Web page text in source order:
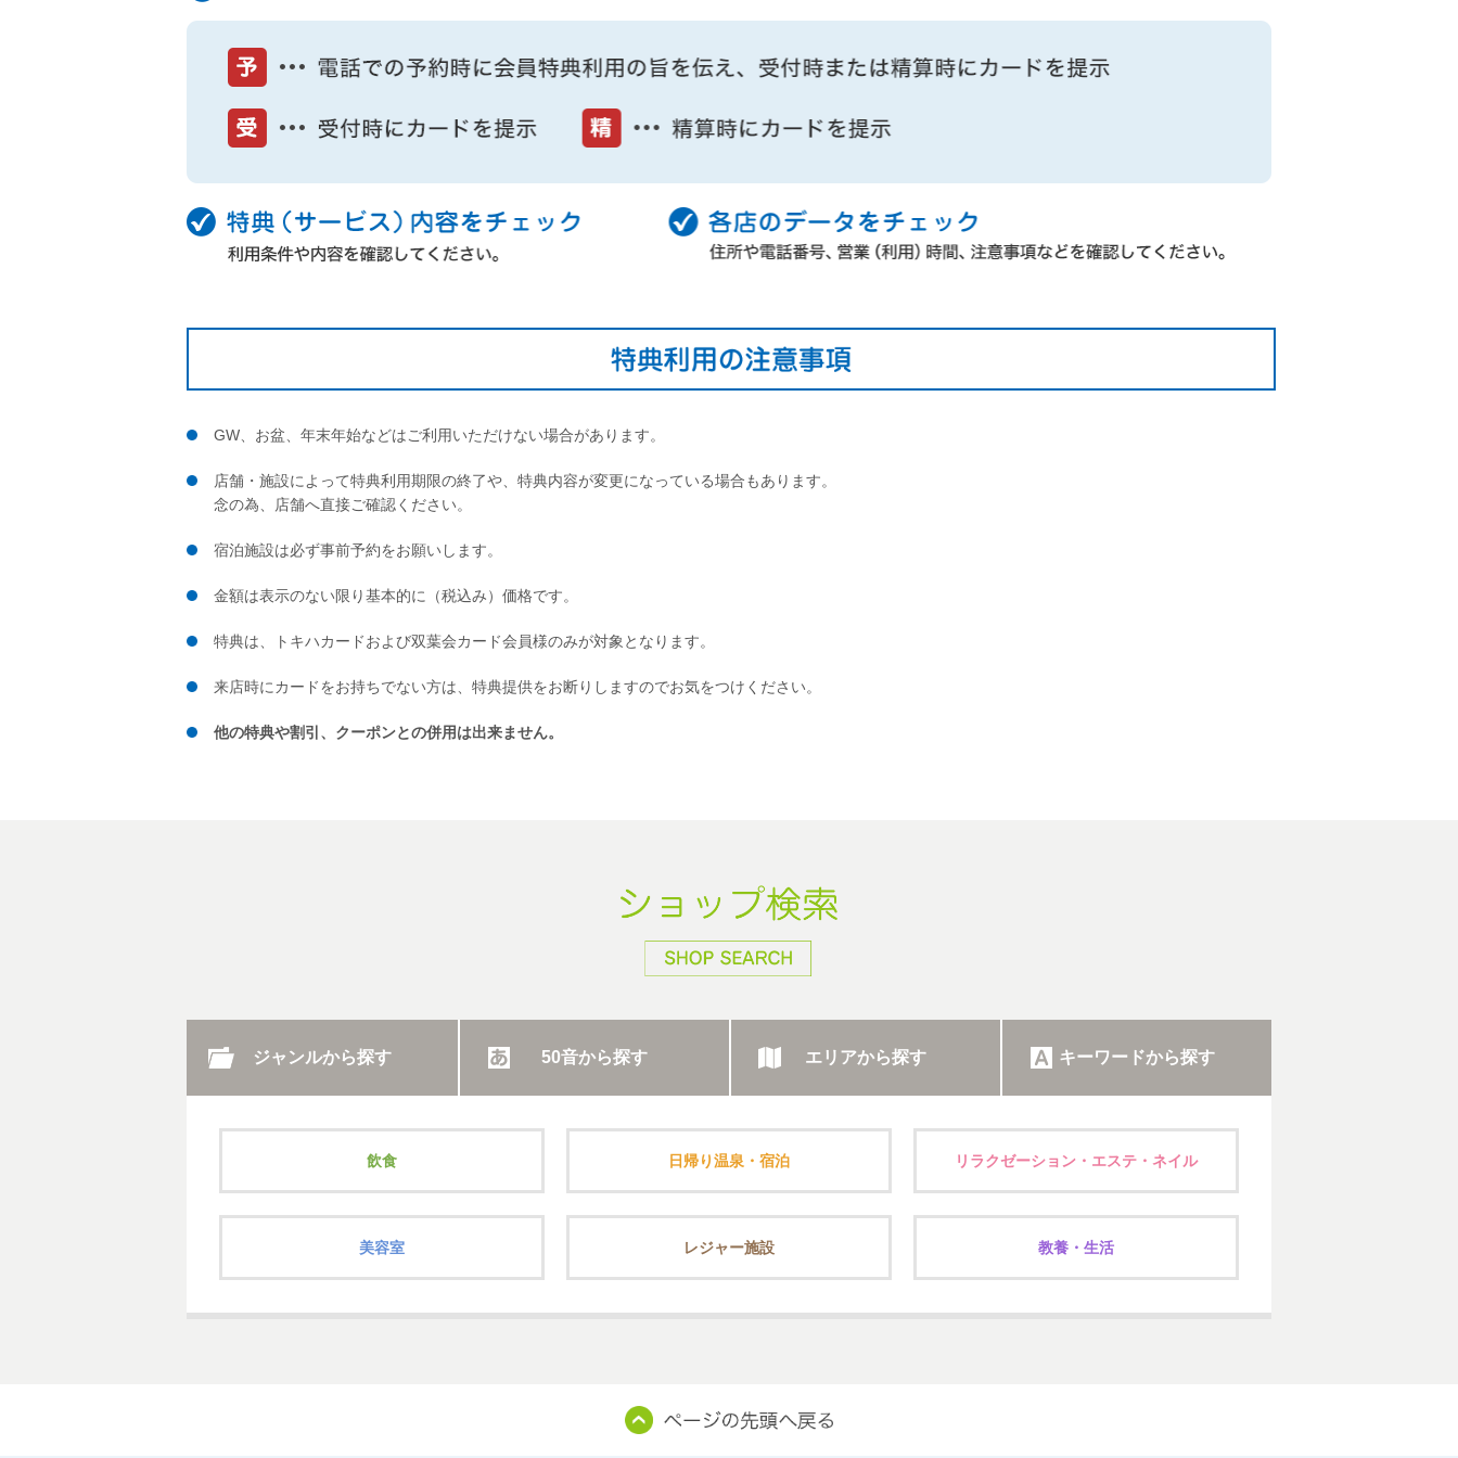
GW、お盆、年末年始などはご利用いただけない場合があります。
店舗・施設によって特典利用期限の終了や、特典内容が変更になっている場合もあります。
念の為、店舗へ直接ご確認ください。
宿泊施設は必ず事前予約をお願いします。
金額は表示のない限り基本的に（税込み）価格です。
特典は、トキハカードおよび双葉会カード会員様のみが対象となります。
来店時にカードをお持ちでない方は、特典提供をお断りしますのでお気をつけください。
他の特典や割引、クーポンとの併用は出来ません。
ジャンルから探す 50音から探す エリアから探す キーワードから探す
飲食 日帰り温泉・宿泊 リラクゼーション・エステ・ネイル
美容室 レジャー施設 教養・生活